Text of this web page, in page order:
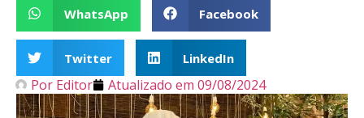
WhatsApp Facebook
Twitter LinkedIn
Por Editor Atualizado em 09/08/2024